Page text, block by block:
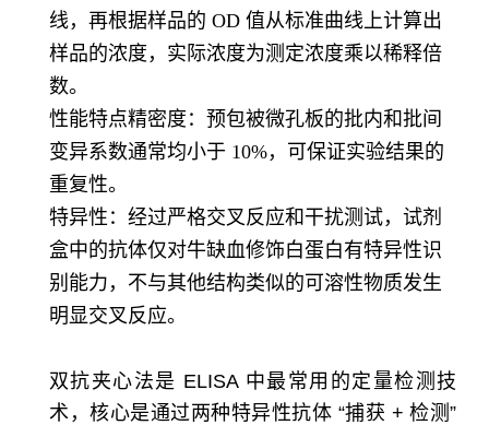
线，再根据样品的 OD 值从标准曲线上计算出
样品的浓度，实际浓度为测定浓度乘以稀释倍
数。
性能特点精密度：预包被微孔板的批内和批间
变异系数通常均小于 10%，可保证实验结果的
重复性。
特异性：经过严格交叉反应和干扰测试，试剂
盒中的抗体仅对牛缺血修饰白蛋白有特异性识
别能力，不与其他结构类似的可溶性物质发生
明显交叉反应。
双抗夹心法是 ELISA 中最常用的定量检测技
术，核心是通过两种特异性抗体 “捕获 + 检测”